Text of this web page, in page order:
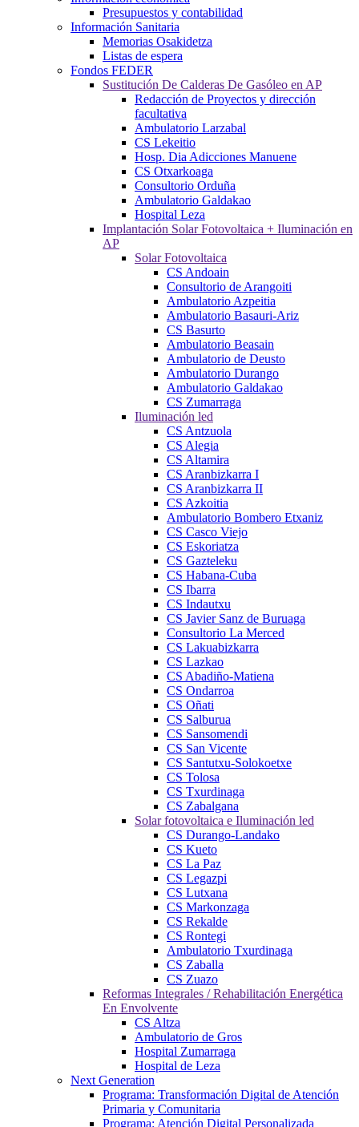
Presupuestos y contabilidad
Información Sanitaria
Memorias Osakidetza
Listas de espera
Fondos FEDER
Sustitución De Calderas De Gasóleo en AP
Redacción de Proyectos y dirección
facultativa
Ambulatorio Larzabal
CS Lekeitio
Hosp. Dia Adicciones Manuene
CS Otxarkoaga
Consultorio Orduña
Ambulatorio Galdakao
Hospital Leza
Implantación Solar Fotovoltaica + Iluminación en
AP
Solar Fotovoltaica
CS Andoain
Consultorio de Arangoiti
Ambulatorio Azpeitia
Ambulatorio Basauri-Ariz
CS Basurto
Ambulatorio Beasain
Ambulatorio de Deusto
Ambulatorio Durango
Ambulatorio Galdakao
CS Zumarraga
Iluminación led
CS Antzuola
CS Alegia
CS Altamira
CS Aranbizkarra I
CS Aranbizkarra II
CS Azkoitia
Ambulatorio Bombero Etxaniz
CS Casco Viejo
CS Eskoriatza
CS Gazteleku
CS Habana-Cuba
CS Ibarra
CS Indautxu
CS Javier Sanz de Buruaga
Consultorio La Merced
CS Lakuabizkarra
CS Lazkao
CS Abadiño-Matiena
CS Ondarroa
CS Oñati
CS Salburua
CS Sansomendi
CS San Vicente
CS Santutxu-Solokoetxe
CS Tolosa
CS Txurdinaga
CS Zabalgana
Solar fotovoltaica e Iluminación led
CS Durango-Landako
CS Kueto
CS La Paz
CS Legazpi
CS Lutxana
CS Markonzaga
CS Rekalde
CS Rontegi
Ambulatorio Txurdinaga
CS Zaballa
CS Zuazo
Reformas Integrales / Rehabilitación Energética
En Envolvente
CS Altza
Ambulatorio de Gros
Hospital Zumarraga
Hospital de Leza
Next Generation
Programa: Transformación Digital de Atención
Primaria y Comunitaria
Programa: Atención Digital Personalizada